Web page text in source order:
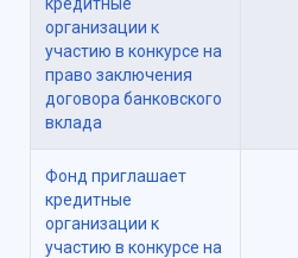
организации к
участию в конкурсе на
право заключения
договора банковского
вклада
Фонд приглашает
кредитные
организации к
участию в конкурсе на